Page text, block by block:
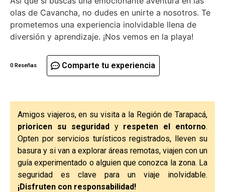
olas de Cavancha, no dudes en unirte a nosotros. Te
prometemos una experiencia inolvidable llena de
diversión y aprendizaje. ¡Nos vemos en la playa!
0 Reseñas Comparte tu experiencia
Amigos viajeros, en su visita a la Región de Tarapacá,
prioricen su seguridady respeten el entorno.
Opten por servicios turísticos registrados, lleven su
basura y si van a explorar áreas remotas, viajen con un
guía experimentado o alguien que conozca la zona. La
seguridad es clave para un viaje inolvidable.
¡Disfruten con responsabilidad!